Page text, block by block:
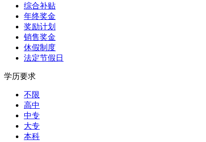
综合补贴
年终奖金
奖励计划
销售奖金
休假制度
法定节假日
学历要求
不限
高中
中专
大专
本科